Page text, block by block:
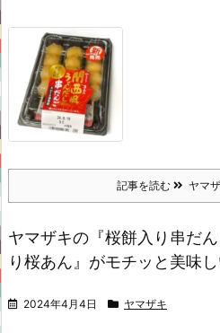
記事を読む ヤマ
ヤマザキの『桜餅入り串だ
り桜あん』がモチッと美味し
2024年4月4日 ヤマザキ